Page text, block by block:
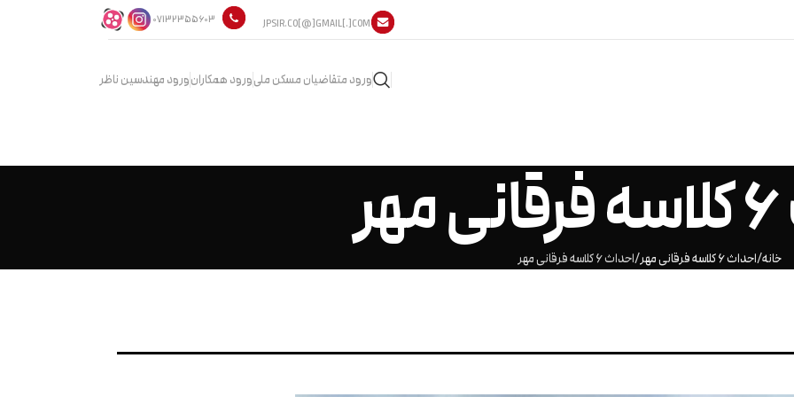
JPSIR.CO[@]GMAIL[.]COM
ورود متقاضیان مسکن ملیورود همکارانورود مهندسین ناظر
خانه احداث 6 کلاسه فرقانی مهر احداث 6 کلاسه فرقانی مهر